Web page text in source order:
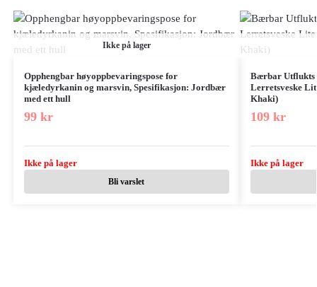
Ikke på lager
Opphengbar høyoppbevaringspose for
kjæledyrkanin og marsvin, Spesifikasjon: Jordbær
med ett hull
99 kr
Ikke på lager
Bli varslet
Bærbar Utflukts
Lerretsveske
Khaki)
109 kr
Ikke på lager